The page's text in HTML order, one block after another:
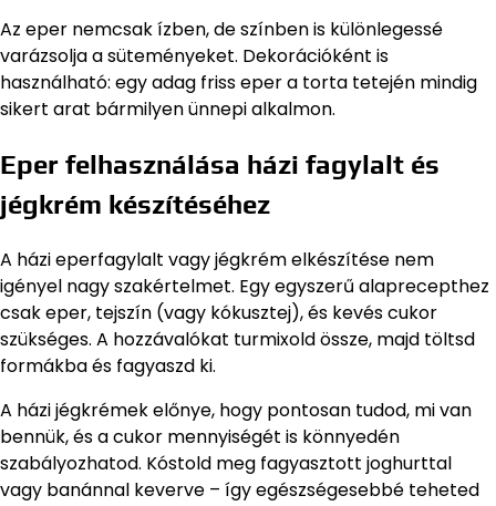
Az eper nemcsak ízben, de színben is különlegessé
varázsolja a süteményeket. Dekorációként is
használható: egy adag friss eper a torta tetején mindig
sikert arat bármilyen ünnepi alkalmon.
Eper felhasználása házi fagylalt és
jégkrém készítéséhez
A házi eperfagylalt vagy jégkrém elkészítése nem
igényel nagy szakértelmet. Egy egyszerű alaprecepthez
csak eper, tejszín (vagy kókusztej), és kevés cukor
szükséges. A hozzávalókat turmixold össze, majd töltsd
formákba és fagyaszd ki.
A házi jégkrémek előnye, hogy pontosan tudod, mi van
bennük, és a cukor mennyiségét is könnyedén
szabályozhatod. Kóstold meg fagyasztott joghurttal
vagy banánnal keverve – így egészségesebbé teheted